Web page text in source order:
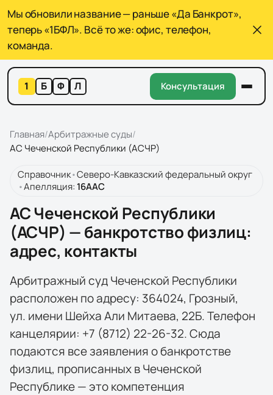
Мы обновили название — раньше «Да Банкрот»,
теперь «1БФЛ». Всё то же: офис, телефон,
команда.
1 Б Ф Л Консультация
Главная/Арбитражные суды/
АС Чеченской Республики (АСЧР)
Справочник•Северо-Кавказский федеральный округ
•Апелляция: 16ААС
АС Чеченской Республики
(АСЧР) — банкротство физлиц:
адрес, контакты
Арбитражный суд Чеченской Республики
расположен по адресу: 364024, Грозный,
ул. имени Шейха Али Митаева, 22Б. Телефон
канцелярии: +7 (8712) 22-26-32. Сюда
подаются все заявления о банкротстве
физлиц, прописанных в Чеченской
Республике — это компетенция